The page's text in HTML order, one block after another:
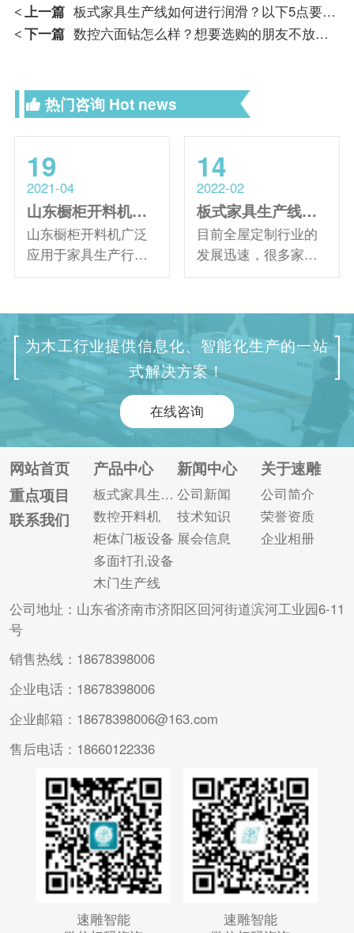
< 上一篇 板式家具生产线如何进行润滑？以下5点要掌握！
< 下一篇 数控六面钻怎么样？想要选购的朋友不放进来看一看！
热门咨询 Hot news
19
2021-04
山东橱柜开料机出现故障不要慌！进来帮您解决！
山东橱柜开料机广泛
应用于家具生产行
业。精湛的加工工艺
让客户青睐的优势。
但作为数控设备，在
日常连续加工中难免
会出现一些机械问
题，这就要求操作人
员不仅仅需要熟悉设
备特点，更加需要了
解一些常见故障的维
修和解决方法。 一、
主轴停止运转 原因：
1、线路短路或断开。
2、变频器显示异常。
14
2022-02
板式家具生产线开料机选择注意事项
目前全屋定制行业的
发展迅速，很多家具
厂为了能够满足客户
求，基本都开始配备
专业全自动数控开料
机。 数控开料机作为
板式家具生产线的核
心设备之一重要性不
言而喻。目前生产销
售数控开料机的厂家
也越来越多，尤其是
山东济南，大大小小
的厂家多则上百家。
如此多的生产厂家给
了客户多种选择之后
为木工行业提供信息化、智能化生产的一站
式解决方案！
在线咨询
网站首页
重点项目
联系我们
产品中心
板式家具生产线
数控开料机
柜体门板设备
多面打孔设备
木门生产线
新闻中心
公司新闻
技术知识
展会信息
关于速雕
公司简介
荣誉资质
企业相册
公司地址：山东省济南市济阳区回河街道滨河工业园6-11
号
销售热线：18678398006
企业电话：18678398006
企业邮箱：18678398006@163.com
售后电话：18660122336
速雕智能
速雕智能